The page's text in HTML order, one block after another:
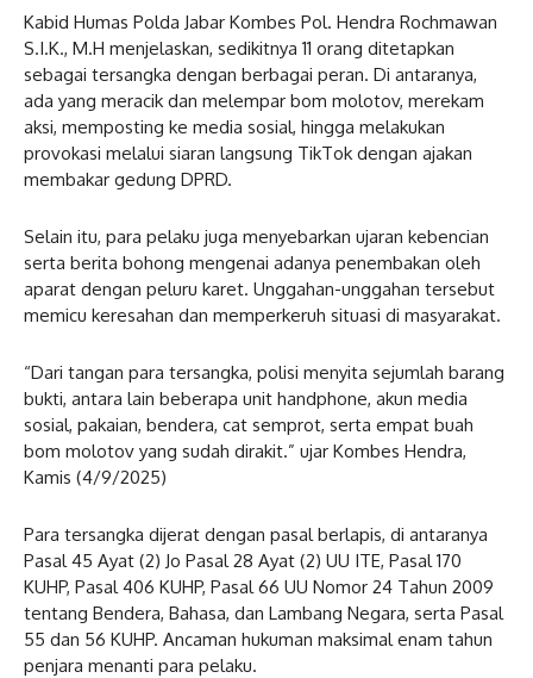
Kabid Humas Polda Jabar Kombes Pol. Hendra Rochmawan
S.I.K., M.H menjelaskan, sedikitnya 11 orang ditetapkan
sebagai tersangka dengan berbagai peran. Di antaranya,
ada yang meracik dan melempar bom molotov, merekam
aksi, memposting ke media sosial, hingga melakukan
provokasi melalui siaran langsung TikTok dengan ajakan
membakar gedung DPRD.
Selain itu, para pelaku juga menyebarkan ujaran kebencian
serta berita bohong mengenai adanya penembakan oleh
aparat dengan peluru karet. Unggahan-unggahan tersebut
memicu keresahan dan memperkeruh situasi di masyarakat.
“Dari tangan para tersangka, polisi menyita sejumlah barang
bukti, antara lain beberapa unit handphone, akun media
sosial, pakaian, bendera, cat semprot, serta empat buah
bom molotov yang sudah dirakit.” ujar Kombes Hendra,
Kamis (4/9/2025)
Para tersangka dijerat dengan pasal berlapis, di antaranya
Pasal 45 Ayat (2) Jo Pasal 28 Ayat (2) UU ITE, Pasal 170
KUHP, Pasal 406 KUHP, Pasal 66 UU Nomor 24 Tahun 2009
tentang Bendera, Bahasa, dan Lambang Negara, serta Pasal
55 dan 56 KUHP. Ancaman hukuman maksimal enam tahun
penjara menanti para pelaku.